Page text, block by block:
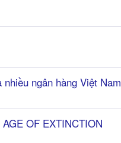
ngân hàng Việt Nam
OF EXTINCTION